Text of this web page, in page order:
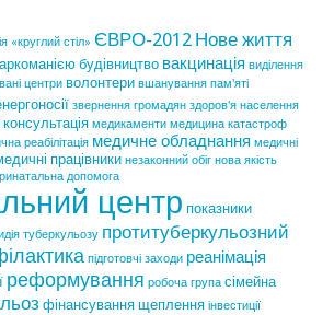
«круглий стіл» ЄВРО-2012 Нове життя
будівництво вакцинація виділення
центри волонтери вшанування пам'яті
звернення громадян здоров'я населення
консультація медикаменти медицина катастроф
реабілітація медичне обладнання медичні
працівники незаконний обіг нова якість
допомога
центр показники
туберкульозу протитуберкульозний
підготовчі заходи реанімація
реформування робоча група сімейна
фінансування щеплення інвестиції